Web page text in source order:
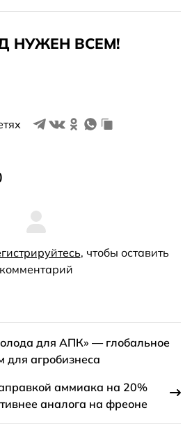
НУЖЕН ВСЕМ!
, чтобы оставить
комментарий
для АПК» — глобальное
для агробизнеса
аммиака на 20%
аналога на фреоне